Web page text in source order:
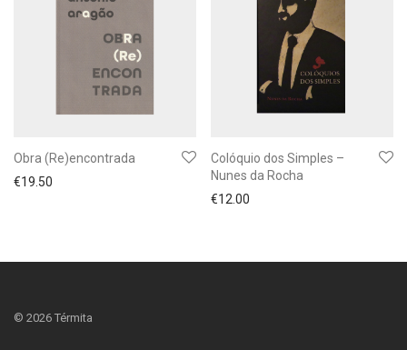
Obra (Re)encontrada
€19.50
Colóquio dos Simples –
Nunes da Rocha
€12.00
© 2026 Térmita